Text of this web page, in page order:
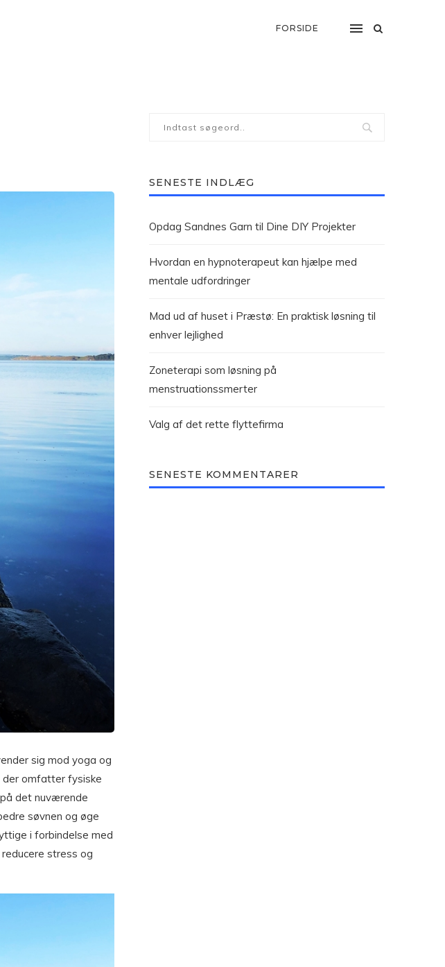
FORSIDE
sig mod yoga og
der omfatter fysiske
det nuværende
søvnen og øge
i forbindelse med
stress og
SENESTE INDLÆG
Opdag Sandnes Garn til Dine DIY Projekter
Hvordan en hypnoterapeut kan hjælpe med
mentale udfordringer
Mad ud af huset i Præstø: En praktisk løsning til
enhver lejlighed
Zoneterapi som løsning på
menstruationssmerter
Valg af det rette flyttefirma
SENESTE KOMMENTARER